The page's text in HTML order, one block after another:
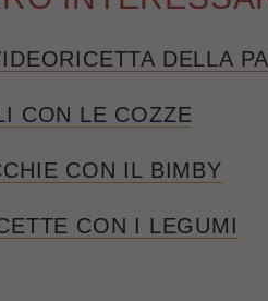
DELLA
CON LE COZZE
CON IL BIMBY
CON I LEGUMI